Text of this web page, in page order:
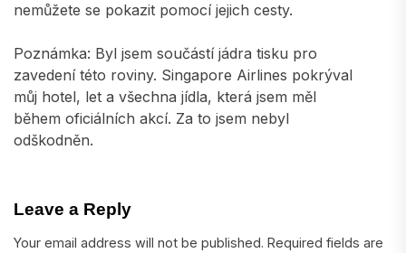
nemůžete se pokazit pomocí jejich cesty.
Poznámka: Byl jsem součástí jádra tisku pro
zavedení této roviny. Singapore Airlines pokrýval
můj hotel, let a všechna jídla, která jsem měl
během oficiálních akcí. Za to jsem nebyl
odškodněn.
Leave a Reply
Your email address will not be published. Required fields are